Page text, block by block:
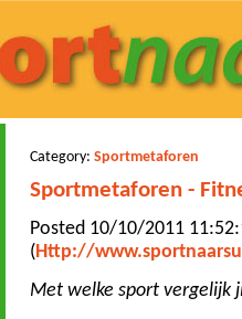
Category: Sportmetaforen
Sportmetaforen -
Posted 10/10/2011
( Http://
Met welke sport vergelijk